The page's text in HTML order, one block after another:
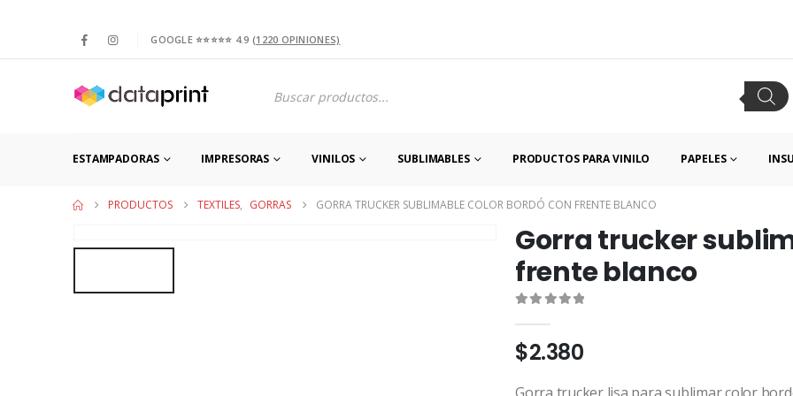
GOOGLE ⭐⭐⭐⭐⭐ 4.9 (1220 OPINIONES)
search
ESTAMPADORAS IMPRESORAS VINILOS SUBLIMABLES PRODUCTOS PARA VINILO PAPELES
PRODUCTOS TEXTILES, GORRAS GORRA TRUCKER SUBLIMABLE COLOR BORDÓ CON FRENTE BLANCO
Gorra trucker
frente blanco
$2.380
Gorra trucker lisa para sublimar color